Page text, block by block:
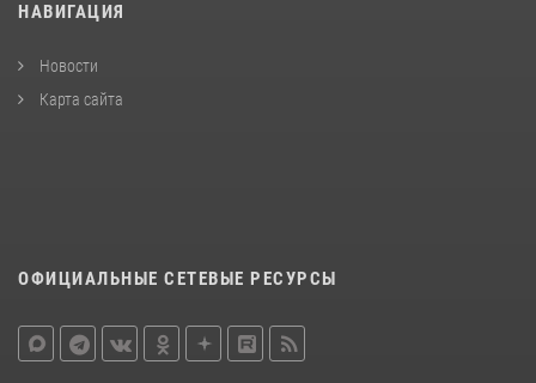
НАВИГАЦИЯ
Новости
Карта сайта
ОФИЦИАЛЬНЫЕ СЕТЕВЫЕ РЕСУРСЫ